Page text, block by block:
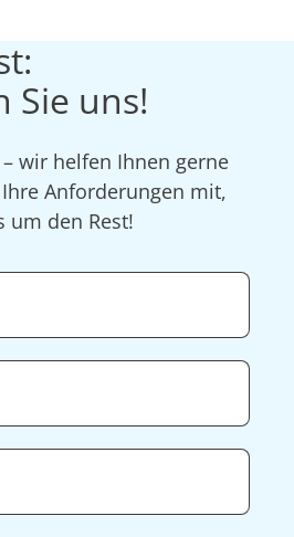
Sie uns!
wir helfen Ihnen gerne
Anforderungen mit,
den Rest!